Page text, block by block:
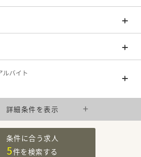
ルバイト
詳細条件を表示
条件に合う求人
5件を検索する